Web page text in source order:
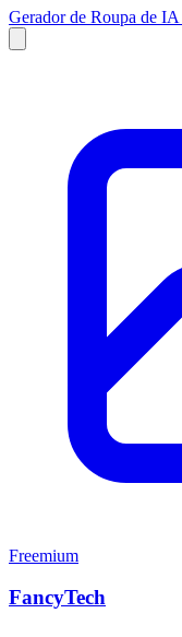
Gerador de Roupa de IA
Freemium
FancyTech